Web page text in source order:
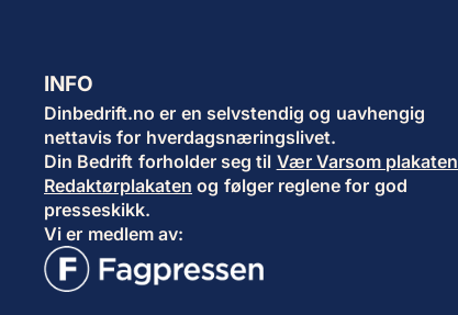
INFO
Dinbedrift.no er en selvstendig og uavhengig
nettavis for hverdagsnæringslivet.
Din Bedrift forholder seg til Vær Varsom plakaten
Redaktørplakaten og følger reglene for god
presseskikk.
Vi er medlem av: